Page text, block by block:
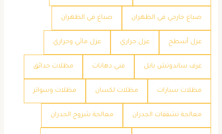
صباغ خارجي في الظهران صباغ في الظهران
عزل أسطح عزل حراري عزل مائي وحراري
غرف ساندوتش بانل فني دهانات مظلات حدائق
مظلات سيارات مظلات لكسان مظلات وسواتر
معالجة تشققات الجدران معالجة شروخ الجدران